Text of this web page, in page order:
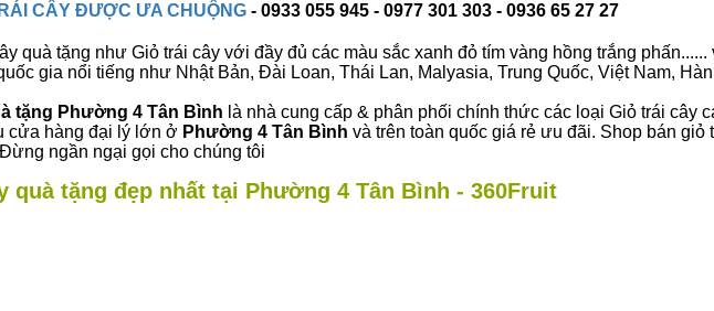
CÂY ĐƯỢC ƯA CHUỘNG - 0933 055 945 - 0977 301 303 - 0936 65 27 27
quà tặng như Giỏ trái cây với đầy đủ các màu sắc xanh đỏ tím vàng hồng trắng
gia nổi tiếng như Nhật Bản, Đài Loan, Thái Lan, Malyasia, Trung Quốc, Việt Nam,
tặng Phường 4 Tân Bình là nhà cung cấp & phân phối chính thức các loại Giỏ trái cây
cửa hàng đại lý lớn ở Phường 4 Tân Bình và trên toàn quốc giá rẻ ưu đãi. Shop bán
ngần ngại gọi cho chúng tôi
quà tặng đẹp nhất tại Phường 4 Tân Bình - 360Fruit